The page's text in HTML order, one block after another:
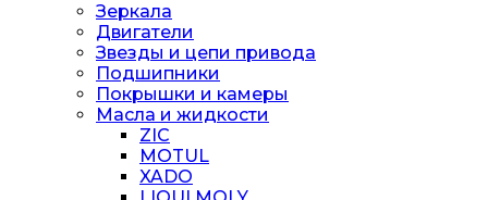
Зеркала
Двигатели
Звезды и цепи привода
Подшипники
Покрышки и камеры
Масла и жидкости
ZIC
MOTUL
XADO